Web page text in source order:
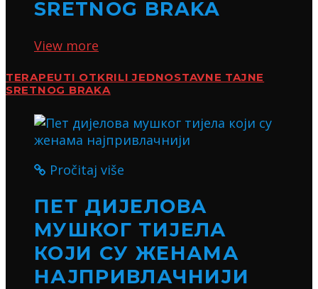
SRETNOG BRAKA
View more
TERAPEUTI OTKRILI JEDNOSTAVNE TAJNE
SRETNOG BRAKA
Pročitaj više
ПЕТ ДИЈЕЛОВА
МУШКОГ ТИЈЕЛА
КОЈИ СУ ЖЕНАМА
НАЈПРИВЛАЧНИЈИ